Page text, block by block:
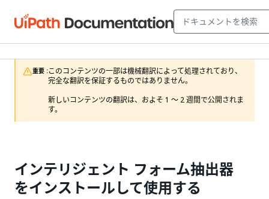
重要 :このコンテンツの一部は機械翻訳によって処理されており、
完全な翻訳を保証するものではありません。
新しいコンテンツの翻訳は、およそ 1 ～ 2 週間で公開されま
す。
インテリジェント フォーム抽出器
をインストールして使用する